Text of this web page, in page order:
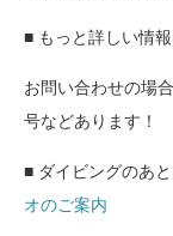
■ もっと詳しい情
お問い合わせの場
号などあります！
■ ダイビングのあ
オのご案内